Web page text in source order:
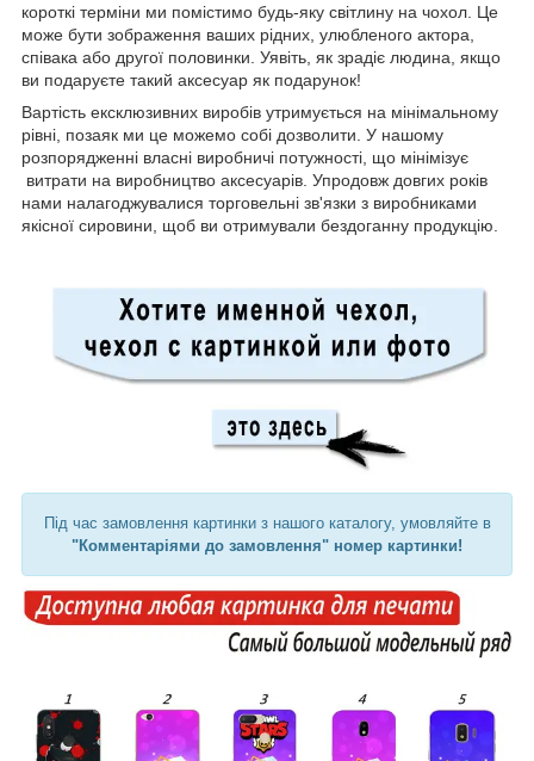
короткі терміни ми помістимо будь-яку світлину на чохол. Це
може бути зображення ваших рідних, улюбленого актора,
співака або другої половинки. Уявіть, як зрадіє людина, якщо
ви подаруєте такий аксесуар як подарунок!
Вартість ексклюзивних виробів утримується на мінімальному
рівні, позаяк ми це можемо собі дозволити. У нашому
розпорядженні власні виробничі потужності, що мінімізує
витрати на виробництво аксесуарів. Упродовж довгих років
нами налагоджувалися торговельні зв'язки з виробниками
якісної сировини, щоб ви отримували бездоганну продукцію.
Під час замовлення картинки з нашого каталогу, умовляйте в
"Комментаріями до замовлення" номер картинки!